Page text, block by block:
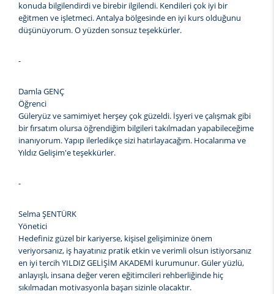
konuda bilgilendirdi ve birebir ilgilendi. Kendileri çok iyi bir
eğitmen ve işletmeci. Antalya bölgesinde en iyi kurs olduğunu
düşünüyorum. O yüzden sonsuz teşekkürler.
-
Damla GENÇ
Öğrenci
Güleryüz ve samimiyet herşey çok güzeldi. İşyeri ve çalışmak gibi
bir fırsatım olursa öğrendiğim bilgileri takılmadan yapabileceğime
inanıyorum. Yapıp ilerledikçe sizi hatırlayacağım. Hocalarıma ve
Yıldız Gelişim'e teşekkürler.
-
Selma ŞENTÜRK
Yönetici
Hedefiniz güzel bir kariyerse, kişisel gelişiminize önem
veriyorsanız, iş hayatınız pratik etkin ve verimli olsun istiyorsanız
en iyi tercih YILDIZ GELİŞİM AKADEMİ kurumunur. Güler yüzlü,
anlayışlı, insana değer veren eğitimcileri rehberliğinde hiç
sıkılmadan motivasyonla başarı sizinle olacaktır.